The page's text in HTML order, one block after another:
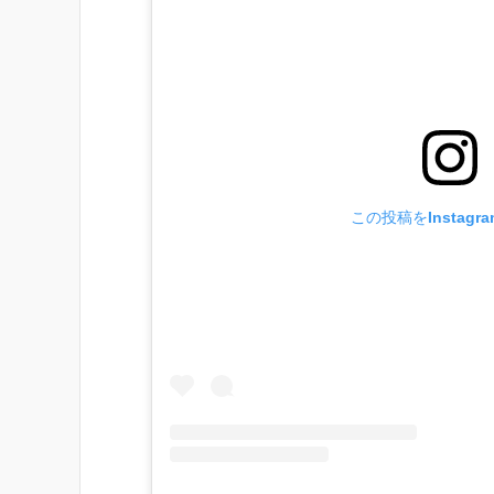
この投稿を